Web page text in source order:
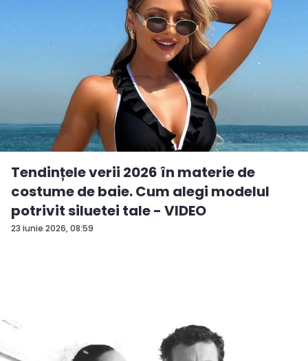
23 iunie 2026, 08:59
Tendințele verii 2026 în materie de
costume de baie. Cum alegi modelul
potrivit siluetei tale - VIDEO